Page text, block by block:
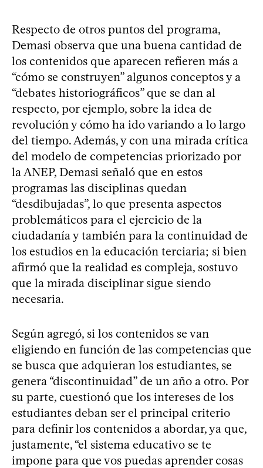
Respecto de otros puntos del programa,
Demasi observa que una buena cantidad de
los contenidos que aparecen refieren más a
“cómo se construyen” algunos conceptos y a
“debates historiográficos” que se dan al
respecto, por ejemplo, sobre la idea de
revolución y cómo ha ido variando a lo largo
del tiempo. Además, y con una mirada crítica
del modelo de competencias priorizado por
la ANEP, Demasi señaló que en estos
programas las disciplinas quedan
“desdibujadas”, lo que presenta aspectos
problemáticos para el ejercicio de la
ciudadanía y también para la continuidad de
los estudios en la educación terciaria; si bien
afirmó que la realidad es compleja, sostuvo
que la mirada disciplinar sigue siendo
necesaria.
Según agregó, si los contenidos se van
eligiendo en función de las competencias que
se busca que adquieran los estudiantes, se
genera “discontinuidad” de un año a otro. Por
su parte, cuestionó que los intereses de los
estudiantes deban ser el principal criterio
para definir los contenidos a abordar, ya que,
justamente, “el sistema educativo se te
impone para que vos puedas aprender cosas